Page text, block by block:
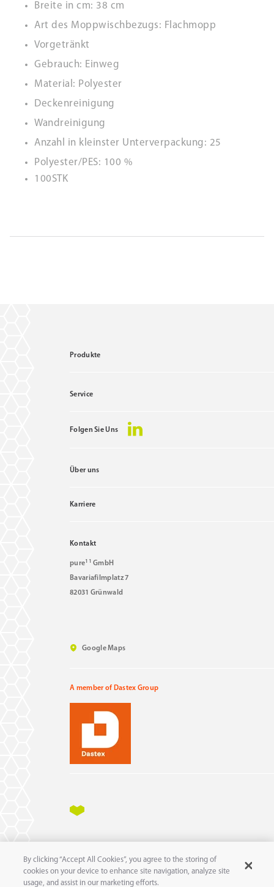
Breite in cm: 38 cm
Art des Moppwischbezugs: Flachmopp
Vorgetränkt
Gebrauch: Einweg
Material: Polyester
Deckenreinigung
Wandreinigung
Anzahl in kleinster Unterverpackung: 25
Polyester/PES: 100 %
100STK
Produkte
Service
Folgen Sie Uns
Über uns
Karriere
Kontakt
pure11 GmbH
Bavariafilmplatz 7
82031 Grünwald
Google Maps
A member of Dastex Group
Impressum Datenschutz AEB
© 2025 pure 11GmbH
By clicking “Accept All Cookies”, you agree to the storing of
cookies on your device to enhance site navigation, analyze site
usage, and assist in our marketing efforts.